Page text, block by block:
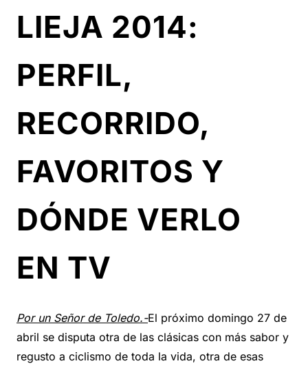
LIEJA 2014:
PERFIL,
RECORRIDO,
FAVORITOS Y
DÓNDE VERLO
EN TV
Por un Señor de Toledo.-El próximo domingo 27 de
abril se disputa otra de las clásicas con más sabor y
regusto a ciclismo de toda la vida, otra de esas